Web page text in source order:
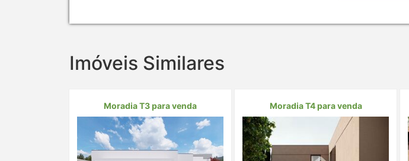
Imóveis Similares
Moradia T3 para venda Moradia T4 para venda